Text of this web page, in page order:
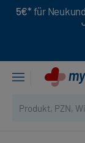
5€* für